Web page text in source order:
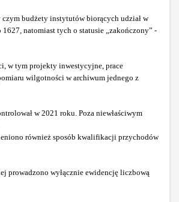
czym budżety instytutów biorących udział w
natomiast tych o statusie „zakończony” -
w tym projekty inwestycyjne, prace
wilgotności w archiwum jednego z
w 2021 roku. Poza niewłaściwym
również sposób kwalifikacji przychodów
prowadzono wyłącznie ewidencję liczbową